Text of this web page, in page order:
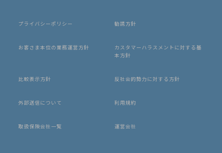
プライバシーポリシー 勧誘方針
お客さま本位の業務運営方針
カスタマーハラスメントに対する基
本方針
比較表示方針 反社会的勢力に対する方針
外部送信について 利用規約
取扱保険会社一覧 運営会社